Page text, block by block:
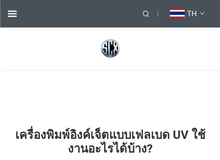
TH
เครื่องพิมพ์อิงค์เจ็ตแบบเฟลเบด UV ใช้
งานอะไรได้บ้าง?